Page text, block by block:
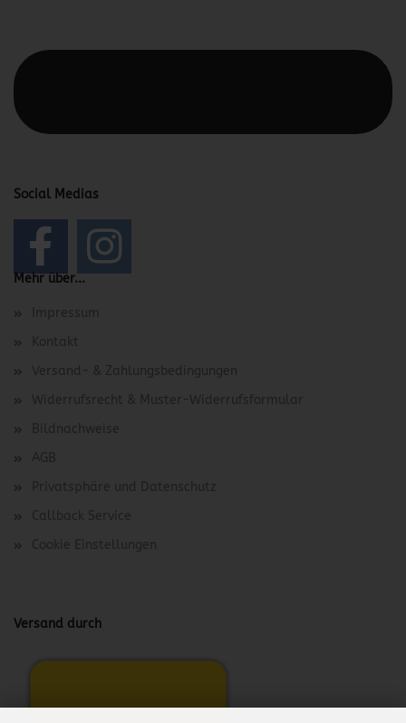
Social Medias
Mehr über...
Impressum
Kontakt
Versand- & Zahlungsbedingungen
Widerrufsrecht & Muster-Widerrufsformular
Bildnachweise
AGB
Privatsphäre und Datenschutz
Callback Service
Cookie Einstellungen
Versand durch